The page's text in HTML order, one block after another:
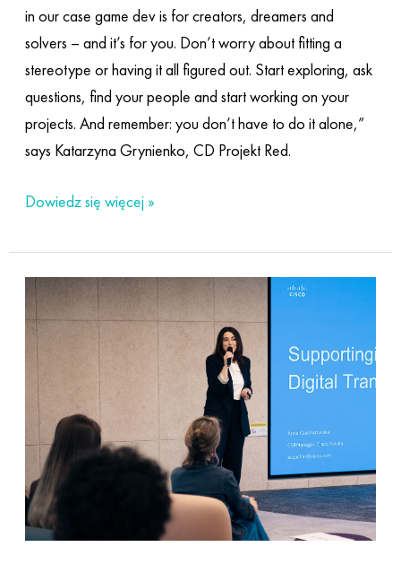
in our case game dev is for creators, dreamers and
solvers – and it’s for you. Don’t worry about fitting a
stereotype or having it all figured out. Start exploring, ask
questions, find your people and start working on your
projects. And remember: you don’t have to do it alone,”
says Katarzyna Grynienko, CD Projekt Red.
Dowiedz się więcej »
Digital
roots:
an
anchor
uncertain
times